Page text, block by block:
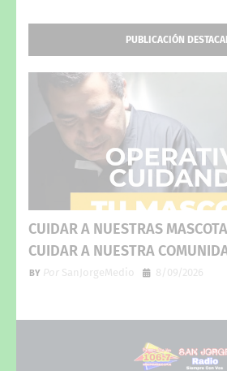
PUBLICACIÓN
CUIDAR A NUESTRAS
CUIDAR A NUESTRA
Por SanJorgeMedio 8/09/2026